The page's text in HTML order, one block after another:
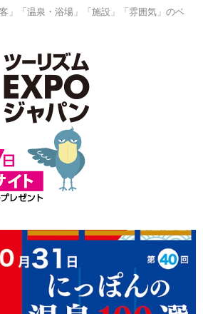
客」「温泉・浴場」「施設」「雰囲気」のベ